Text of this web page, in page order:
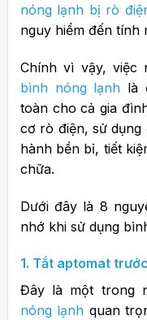
nóng lạnh bị rò
nguy hiểm đến tính
Chính vì vậy, việc
bình nóng lạnh là
toàn cho cả gia
cơ rò điện, sử
hành bền bỉ, tiết
chữa.
Dưới đây là 8
nhớ khi sử dụng
1. Tắt aptomat
Đây là một trong
nóng lạnh quan